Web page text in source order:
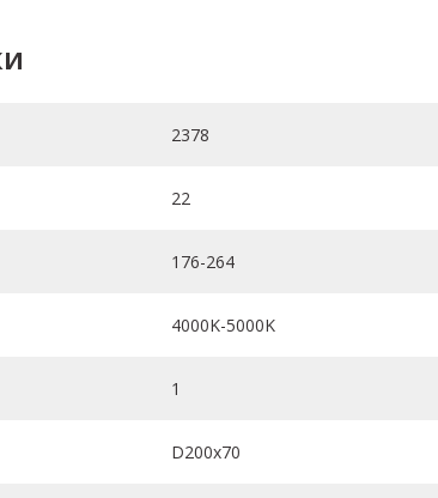
2378
22
176-264
4000K-5000K
1
D200х70